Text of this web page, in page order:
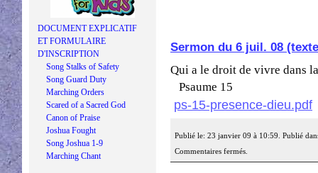
DOCUMENT EXPLICATIF
ET FORMULAIRE
D'INSCRIPTION
Song Stalks of Safety
Song Guard Duty
Marching Orders
Scared of a Sacred God
Canon of Praise
Joshua Fought
Song Joshua 1-9
Marching Chant
Sermon du 6 juil. 08
Qui a le droit de vivre dans
Psaume 15
ps-15-presence-dieu.pdf
Publié le: 23 janvier 09 à 10:59. Publié
Commentaires fermés.